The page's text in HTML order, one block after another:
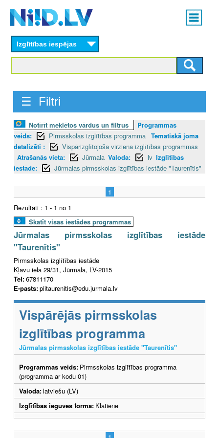
content
Main
menu
Izglītības iespējas
☰ Filtri
Notīrīt meklētos vārdus un filtrus
Programmas
veids:
Pirmsskolas izglītības programma Tematiskā joma
detalizēti :
Vispārizglītojoša virziena izglītības programmas
Atrašanās vieta:
Jūrmala Valoda: lv Izglītības
iestāde:
Jūrmalas pirmsskolas izglītības iestāde "Taurenītis"
1
Rezultāti : 1 - 1 no 1
Skatīt visas iestādes programmas
Jūrmalas pirmsskolas izglītības iestāde
"Taurenītis"
Pirmsskolas izglītības iestāde
Kļavu iela 29/31, Jūrmala, LV-2015
Tel:67811170
E-pasts:piitaurenitis@edu.jurmala.lv
Vispārējās pirmsskolas
izglītības programma
Jūrmalas pirmsskolas izglītības iestāde "Taurenītis"
Programmas veids: Pirmsskolas izglītības programma
(programma ar kodu 01)
Valoda:latviešu (LV)
Izglītības ieguves forma: Klātiene